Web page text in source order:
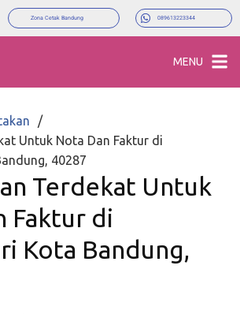
Zona Cetak Bandung 089613223344
MENU
Untuk Nota Dan Faktur di
40287
Terdekat Untuk
Faktur di
Kota Bandung,